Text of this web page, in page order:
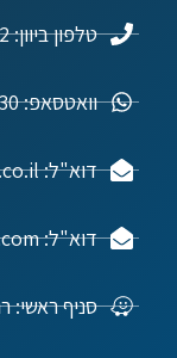
טלפון ביוון: 30-6985602452
וואטסאפ: 055-9908330
דוא"ל: info@g-r-e.co.il
דוא"ל: idan.sarussi@gmail.com
סניף ראשי: רחוב